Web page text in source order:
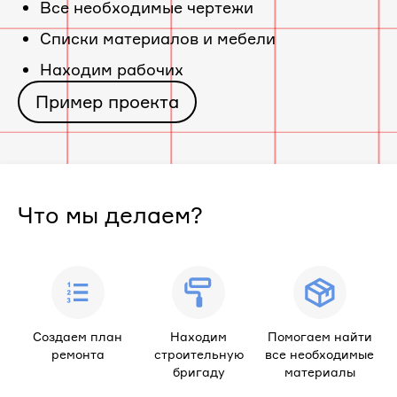
Все необходимые чертежи
Cписки материалов и мебели
Находим рабочих
Пример проекта
Что мы делаем?
Создаем план
ремонта
Находим
строительную
бригаду
Помогаем найти
все необходимые
материалы